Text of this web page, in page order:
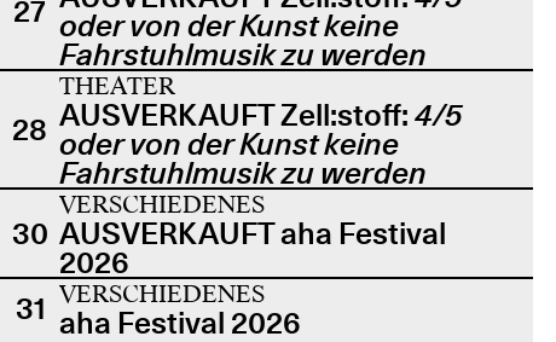
27 oder von der Kunst keine
Fahrstuhlmusik zu werden
28
THEATER
AUSVERKAUFT Zell:stoff: 4/5
oder von der Kunst keine
Fahrstuhlmusik zu werden
30
VERSCHIEDENES
AUSVERKAUFT aha Festival
2026
31 VERSCHIEDENES
aha Festival 2026